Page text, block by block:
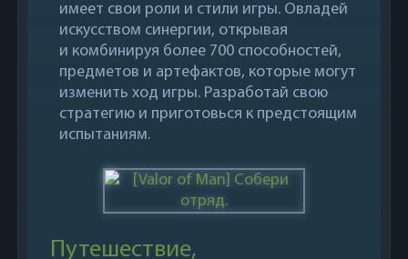
имеет свои роли и стили игры. Овладей
искусством синергии, открывая
и комбинируя более 700 способностей,
предметов и артефактов, которые могут
изменить ход игры. Разработай свою
стратегию и приготовься к предстоящим
испытаниям.
Путешествие,